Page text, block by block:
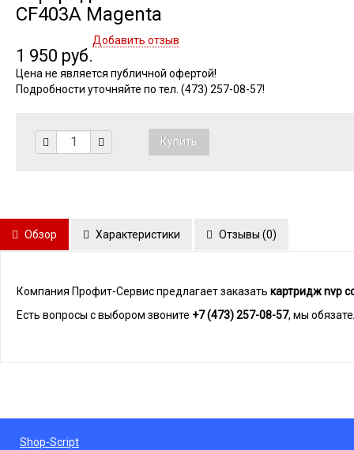
CF403A Magenta
Добавить отзыв
1 950 руб.
Цена не является публичной офертой!
Подробности уточняйте по тел. (473) 257-08-57!
Обзор Характеристики Отзывы (0)
Компания Профит-Сервис предлагает заказать картридж nvp
Есть вопросы с выбором звоните +7 (473) 257-08-57, мы
Shop-Script